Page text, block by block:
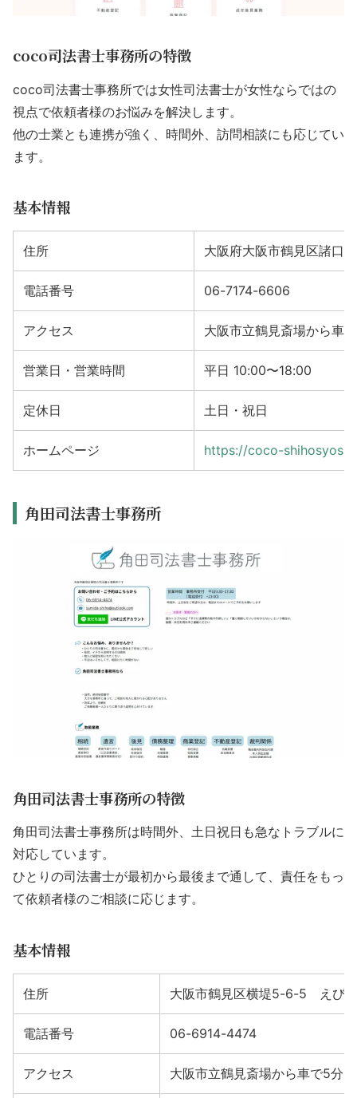
coco司法書士事務所の特徴
coco司法書士事務所では女性司法書士が女性ならではの
視点で依頼者様のお悩みを解決します。
他の士業とも連携が強く、時間外、訪問相談にも応じてい
ます。
基本情報
住所 大阪府大阪市鶴見区諸口6
電話番号 06-7174-6606
アクセス 大阪市立鶴見斎場から車
営業日・営業時間 平日 10:00〜18:00
定休日 土日・祝日
ホームページ https://coco-
角田司法書士事務所
角田司法書士事務所の特徴
角田司法書士事務所は時間外、土日祝日も急なトラブルに
対応しています。
ひとりの司法書士が最初から最後まで通して、責任をもっ
て依頼者様のご相談に応じます。
基本情報
住所 大阪市鶴見区横堤5-6-5 えび
電話番号 06-6914-4474
アクセス 大阪市立鶴見斎場から車で5分